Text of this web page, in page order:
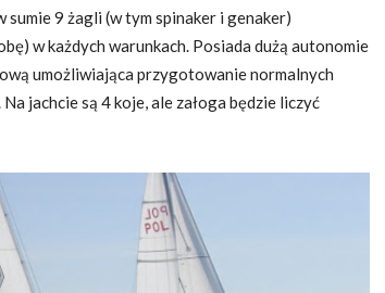
9 żagli (w tym spinaker i genaker)
w każdych warunkach. Posiada dużą autonomie
umożliwiająca przygotowanie normalnych
jachcie są 4 koje, ale załoga będzie liczyć